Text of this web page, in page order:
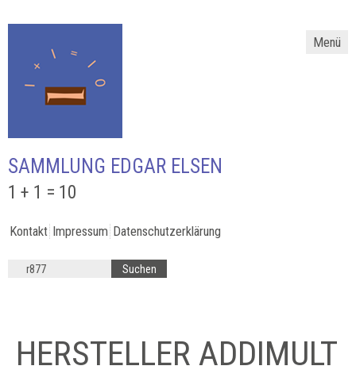
Menü
SAMMLUNG EDGAR ELSEN
1 + 1 = 10
Kontakt Impressum Datenschutzerklärung
HERSTELLER ADDIMULT